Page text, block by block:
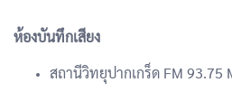
ห้องบันทึกเสียง
สถานีวิทยุปากเกร็ด FM 93.75